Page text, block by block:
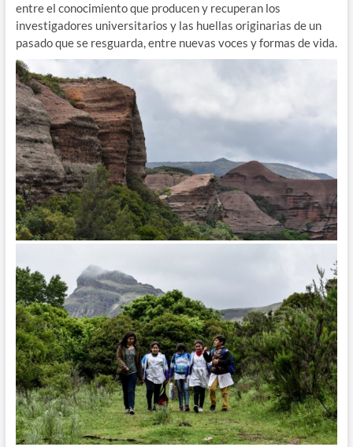
entre el conocimiento que producen y recuperan los
investigadores universitarios y las huellas originarias de un
pasado que se resguarda, entre nuevas voces y formas de vida.